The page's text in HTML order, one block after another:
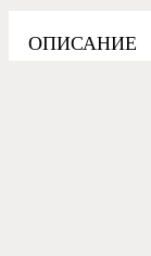
ОПИСАНИЕ